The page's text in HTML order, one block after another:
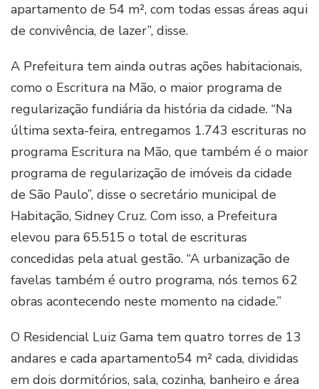
apartamento de 54 m², com todas essas áreas aqui
de convivência, de lazer”, disse.
A Prefeitura tem ainda outras ações habitacionais,
como o Escritura na Mão, o maior programa de
regularização fundiária da história da cidade. “Na
última sexta-feira, entregamos 1.743 escrituras no
programa Escritura na Mão, que também é o maior
programa de regularização de imóveis da cidade
de São Paulo”, disse o secretário municipal de
Habitação, Sidney Cruz. Com isso, a Prefeitura
elevou para 65.515 o total de escrituras
concedidas pela atual gestão. “A urbanização de
favelas também é outro programa, nós temos 62
obras acontecendo neste momento na cidade.”
O Residencial Luiz Gama tem quatro torres de 13
andares e cada apartamento54 m² cada, divididas
em dois dormitórios, sala, cozinha, banheiro e área